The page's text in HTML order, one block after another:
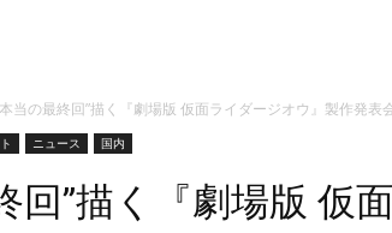
当の最終回”描く『劇場版 仮面ライダージオウ』製作発
ニュース 国内
回”描く『劇場版 仮